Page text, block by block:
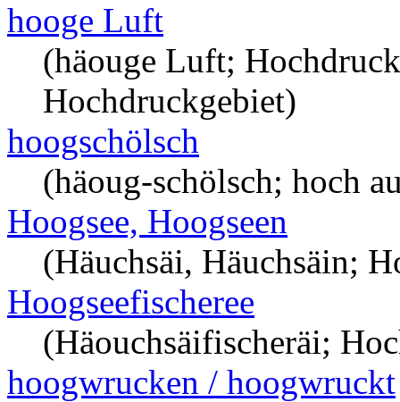
hooge Luft
(häouge Luft;
Hochdruckgebiet)
hoogschölsch
(häoug-schölsch; hoch
Hoogsee, Hoogseen
(Häuchsäi, Häuchsäin;
Hoogseefischeree
(Häouchsäifischeräi;
hoogwrucken / hoogwruckt